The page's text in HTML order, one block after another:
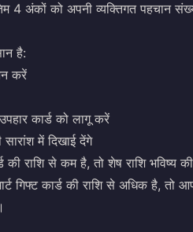
4 अंकों को अपनी व्यक्तिगत पहचान
है:
करें
कार्ड को लागू करें
में दिखाई देंगे
राशि से कम है, तो शेष राशि भविष्य
गिफ्ट कार्ड की राशि से अधिक है, तो